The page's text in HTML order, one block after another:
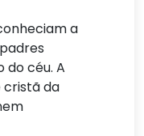
a
céu. A
cristã da